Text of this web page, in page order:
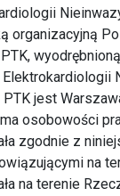
organizacyjną
jest
osobowości
zgodnie z
na
na terenie